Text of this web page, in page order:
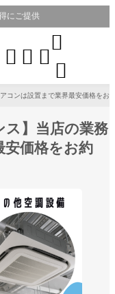
にご提供
  


コンは設置まで業界最安価格をお
ス】当店の業務
安価格をお約